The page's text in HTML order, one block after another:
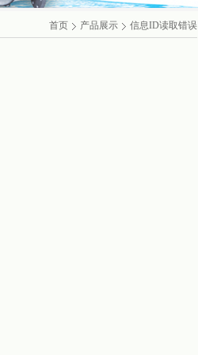
首页 产品展示 信息ID读取错误